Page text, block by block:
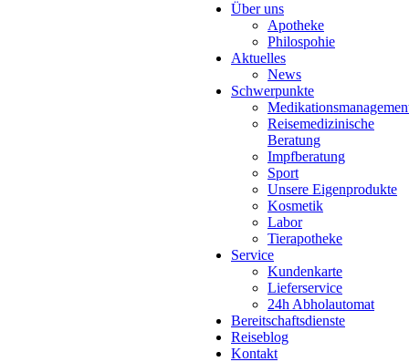
Über uns
Apotheke
Philospohie
Aktuelles
News
Schwerpunkte
Reisemedizinische
Beratung
Impfberatung
Sport
Unsere Eigenprodukte
Kosmetik
Labor
Tierapotheke
Service
Kundenkarte
Lieferservice
24h Abholautomat
Bereitschaftsdienste
Reiseblog
Kontakt